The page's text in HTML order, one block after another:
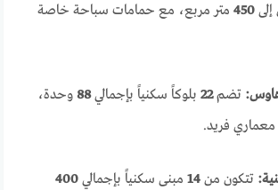
450 متر مربع، مع حمامات سباحة خاصة
تضم22 بلوكاً سكنياً بإجمالي88 وحدة،
فريد.
تتكون من14 مبنى سكنياً بإجمالي400